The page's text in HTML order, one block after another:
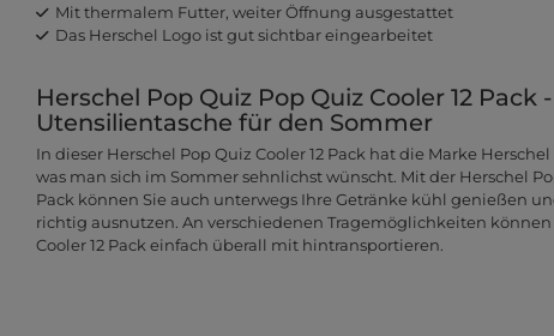
Mit thermalem Futter, weiter Öffnung ausgestattet
Das Herschel Logo ist gut sichtbar eingearbeitet
Herschel Pop Quiz Pop Quiz Cooler 12 Pack
Utensilientasche für den Sommer
In dieser Herschel Pop Quiz Cooler 12 Pack hat die Marke
was man sich im Sommer sehnlichst wünscht. Mit der Herschel
Pack können Sie auch unterwegs Ihre Getränke kühl genießen
richtig ausnutzen. An verschiedenen Tragemöglichkeiten können
Cooler 12 Pack einfach überall mit hintransportieren.